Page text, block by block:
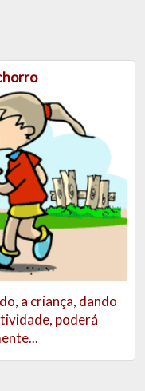
a criança, dando
poderá